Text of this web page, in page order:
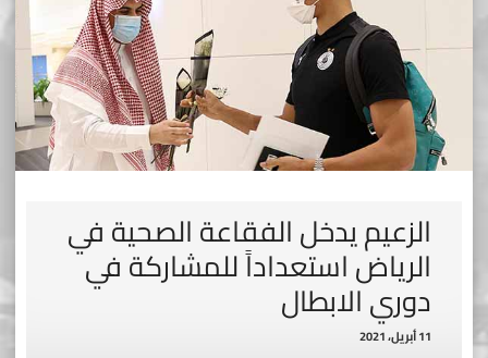
الزعيم يدخل الفقاعة الصحية في
الرياض استعداداً للمشاركة في
دوري الابطال
11 أبريل، 2021